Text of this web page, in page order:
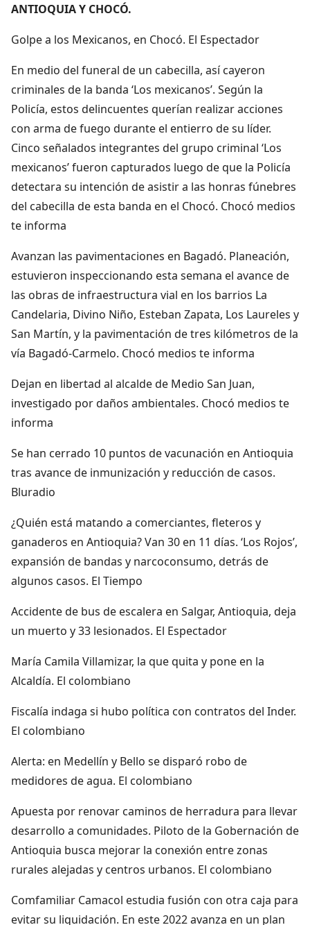
ANTIOQUIA Y CHOCÓ.
Golpe a los Mexicanos, en Chocó. El Espectador
En medio del funeral de un cabecilla, así cayeron
criminales de la banda ‘Los mexicanos’. Según la
Policía, estos delincuentes querían realizar acciones
con arma de fuego durante el entierro de su líder.
Cinco señalados integrantes del grupo criminal ‘Los
mexicanos’ fueron capturados luego de que la Policía
detectara su intención de asistir a las honras fúnebres
del cabecilla de esta banda en el Chocó. Chocó medios
te informa
Avanzan las pavimentaciones en Bagadó. Planeación,
estuvieron inspeccionando esta semana el avance de
las obras de infraestructura vial en los barrios La
Candelaria, Divino Niño, Esteban Zapata, Los Laureles y
San Martín, y la pavimentación de tres kilómetros de la
vía Bagadó-Carmelo. Chocó medios te informa
Dejan en libertad al alcalde de Medio San Juan,
investigado por daños ambientales. Chocó medios te
informa
Se han cerrado 10 puntos de vacunación en Antioquia
tras avance de inmunización y reducción de casos.
Bluradio
¿Quién está matando a comerciantes, fleteros y
ganaderos en Antioquia? Van 30 en 11 días. ‘Los Rojos’,
expansión de bandas y narcoconsumo, detrás de
algunos casos. El Tiempo
Accidente de bus de escalera en Salgar, Antioquia, deja
un muerto y 33 lesionados. El Espectador
María Camila Villamizar, la que quita y pone en la
Alcaldía. El colombiano
Fiscalía indaga si hubo política con contratos del Inder.
El colombiano
Alerta: en Medellín y Bello se disparó robo de
medidores de agua. El colombiano
Apuesta por renovar caminos de herradura para llevar
desarrollo a comunidades. Piloto de la Gobernación de
Antioquia busca mejorar la conexión entre zonas
rurales alejadas y centros urbanos. El colombiano
Comfamiliar Camacol estudia fusión con otra caja para
evitar su liquidación. En este 2022 avanza en un plan